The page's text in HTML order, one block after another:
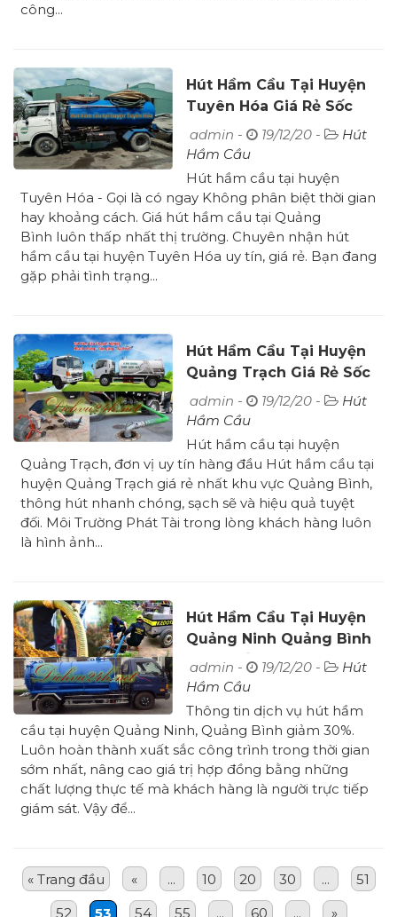
công...
Hút Hầm Cầu Tại Huyện
Tuyên Hóa Giá Rẻ Sốc
Hút Sạch 100%
admin - 19/12/20 -
Hút
Hầm Cầu
Hút hầm cầu tại huyện
Tuyên Hóa - Gọi là có ngay Không phân biệt thời gian
hay khoảng cách. Giá hút hầm cầu tại Quảng
Bình luôn thấp nhất thị trường. Chuyên nhận hút
hầm cầu tại huyện Tuyên Hóa uy tín, giá rẻ. Bạn đang
gặp phải tình trạng...
Hút Hầm Cầu Tại Huyện
Quảng Trạch Giá Rẻ Sốc
Bảo Hành
admin - 19/12/20 -
Hút
Hầm Cầu
Hút hầm cầu tại huyện
Quảng Trạch, đơn vị uy tín hàng đầu Hút hầm cầu tại
huyện Quảng Trạch giá rẻ nhất khu vực Quảng Bình,
thông hút nhanh chóng, sạch sẽ và hiệu quả tuyệt
đối. Môi Trường Phát Tài trong lòng khách hàng luôn
là hình ảnh...
Hút Hầm Cầu Tại Huyện
Quảng Ninh Quảng Bình
Sạch Đến 100%
admin - 19/12/20 -
Hút
Hầm Cầu
Thông tin dịch vụ hút hầm
cầu tại huyện Quảng Ninh, Quảng Bình giảm 30%.
Luôn hoàn thành xuất sắc công trình trong thời gian
sớm nhất, nâng cao giá trị hợp đồng bằng những
chất lượng thực tế mà khách hàng là người trực tiếp
giám sát. Vậy để...
« Trang đầu « ... 10 20 30 ...
51
52
53 54 55 ... 60 ... »